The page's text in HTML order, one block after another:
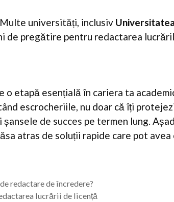
Multe universități, inclusiv
de pregătire pentru redactarea
etapă esențială în cariera ta
escrocheriile, nu doar că îți
de succes pe termen lung.
atras de soluții rapide care pot avea
redactare de încredere?
lucrării de licență